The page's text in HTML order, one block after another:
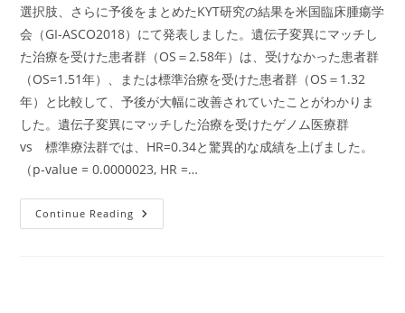
選択肢、さらに予後をまとめたKYT研究の結果を米国臨床腫瘍学
会（GI-ASCO2018）にて発表しました。遺伝子変異にマッチし
た治療を受けた患者群（OS＝2.58年）は、受けなかった患者群
（OS=1.51年）、または標準治療を受けた患者群（OS＝1.32
年）と比較して、予後が大幅に改善されていたことがわかりま
した。遺伝子変異にマッチした治療を受けたゲノム医療群
vs 標準療法群では、HR=0.34と驚異的な成績を上げました。
（p-value = 0.0000023, HR =…
Continue Reading す
い